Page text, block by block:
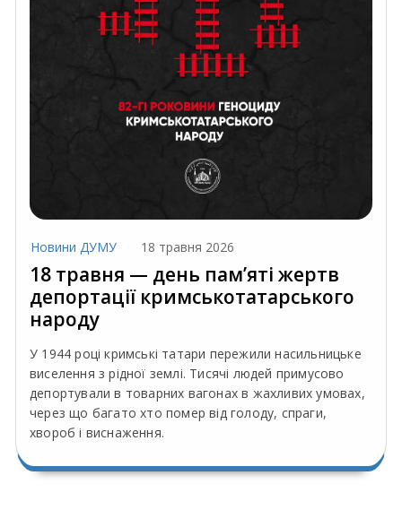
Новини ДУМУ 18 травня 2026
18 травня — день пам’яті жертв
депортації кримськотатарського
народу
У 1944 році кримські татари пережили насильницьке
виселення з рідної землі. Тисячі людей примусово
депортували в товарних вагонах в жахливих умовах,
через що багато хто помер від голоду, спраги,
хвороб і виснаження.